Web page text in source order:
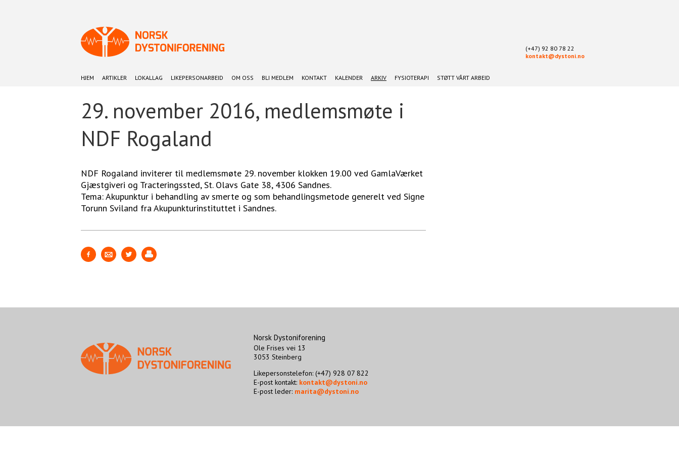
(+47) 92 80 78 22
kontakt@dystoni.no
HJEM ARTIKLER LOKALLAG LIKEPERSONARBEID OM OSS BLI MEDLEM KONTAKT KALENDER ARKIV FYSIOTERAPI STØTT VÅRT ARBEID
29. november 2016, medlemsmøte i
NDF Rogaland
NDF Rogaland inviterer til medlemsmøte 29. november klokken 19.00 ved GamlaVærket
Gjæstgiveri og Tracteringssted, St. Olavs Gate 38, 4306 Sandnes.
Tema: Akupunktur i behandling av smerte og som behandlingsmetode generelt ved Signe
Torunn Sviland fra Akupunkturinstituttet i Sandnes.
Norsk Dystoniforening
Ole Frises vei 13
3053 Steinberg
Likepersonstelefon: (+47) 928 07 822
E-post kontakt: kontakt@dystoni.no
E-post leder: marita@dystoni.no